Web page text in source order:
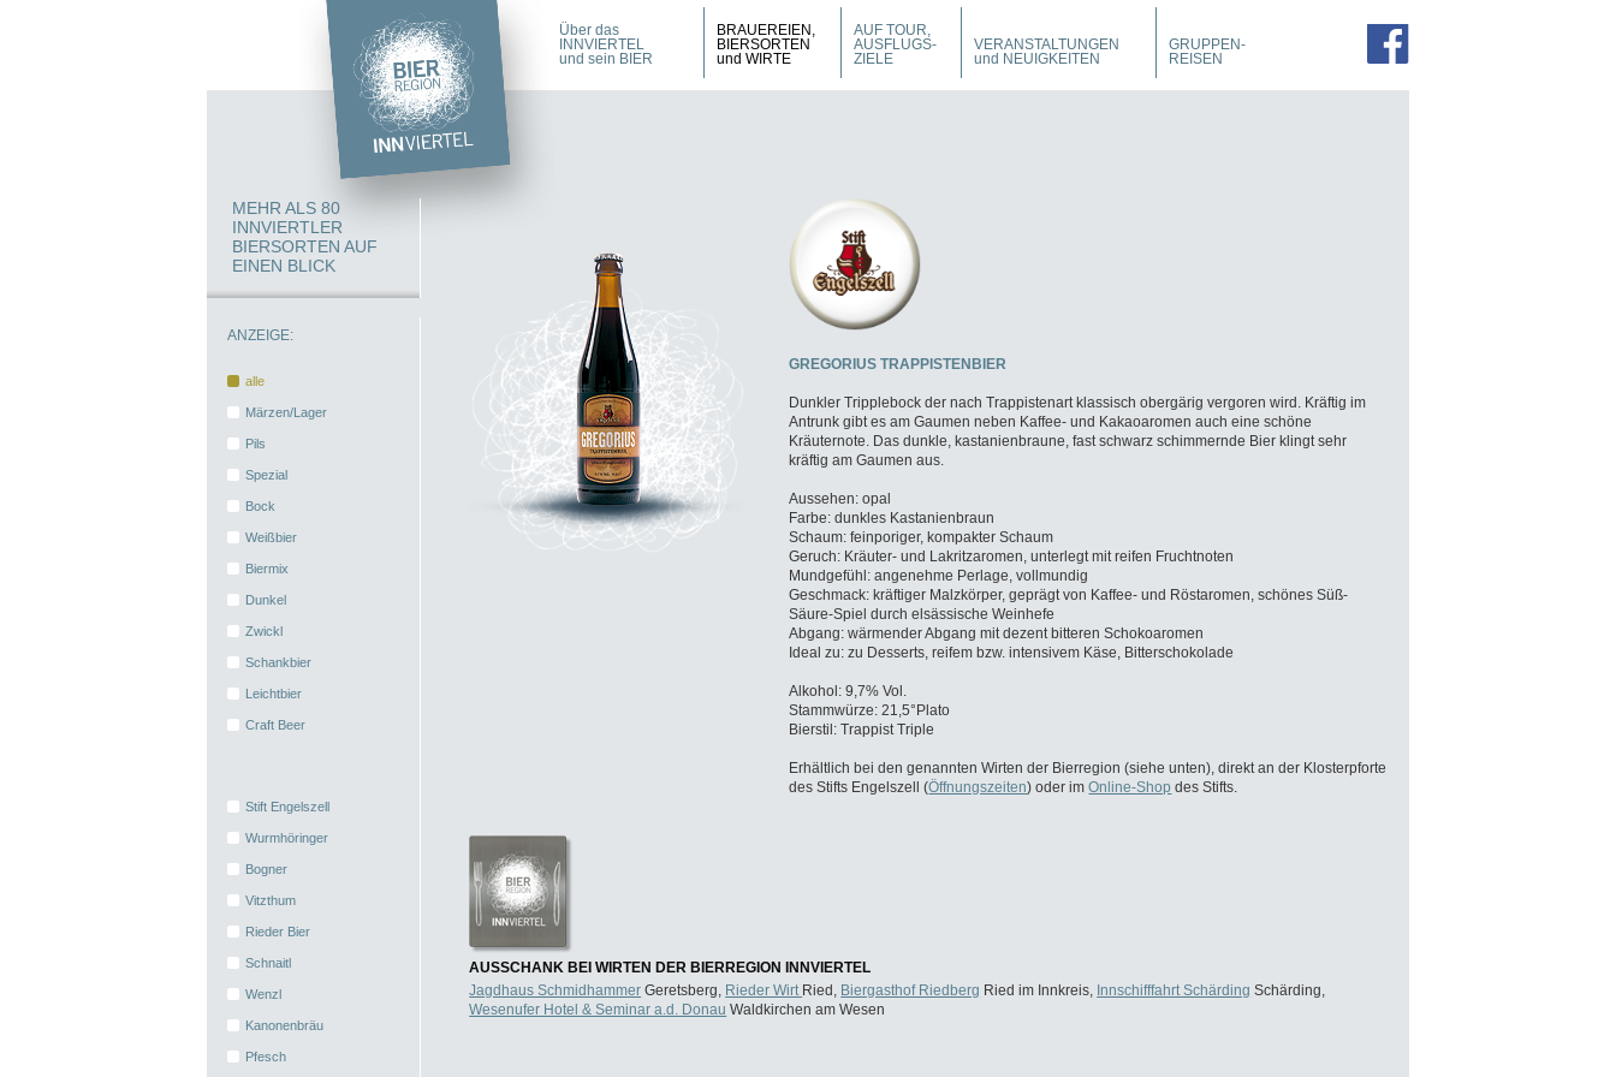
Über das
INNVIERTEL
und sein BIER
BRAUEREIEN,
BIERSORTEN
und WIRTE
AUF TOUR,
AUSFLUGS-
ZIELE
VERANSTALTUNGEN
und NEUIGKEITEN
GRUPPEN-
REISEN
PROSPEKTE
FÜHRUNGEN
MEHR ALS 80
INNVIERTLER
BIERSORTEN AUF
EINEN BLICK
ANZEIGE:
alle
Märzen/Lager
Pils
Spezial
Bock
Weißbier
Biermix
Dunkel
Zwickl
Schankbier
Leichtbier
Craft Beer
Stift Engelszell
Wurmhöringer
Bogner
Vitzthum
Rieder Bier
Schnaitl
Wenzl
Kanonenbräu
Pfesch
GREGORIUS TRAPPISTENBIER
Dunkler Tripplebock der nach Trappistenart klassisch obergärig vergoren wird. Kräftig im
Antrunk gibt es am Gaumen neben Kaffee- und Kakaoaromen auch eine schöne
Kräuternote. Das dunkle, kastanienbraune, fast schwarz schimmernde Bier klingt sehr
kräftig am Gaumen aus.
Aussehen: opal
Farbe: dunkles Kastanienbraun
Schaum: feinporiger, kompakter Schaum
Geruch: Kräuter- und Lakritzaromen, unterlegt mit reifen Fruchtnoten
Mundgefühl: angenehme Perlage, vollmundig
Geschmack: kräftiger Malzkörper, geprägt von Kaffee- und Röstaromen, schönes Süß-
Säure-Spiel durch elsässische Weinhefe
Abgang: wärmender Abgang mit dezent bitteren Schokoaromen
Ideal zu: zu Desserts, reifem bzw. intensivem Käse, Bitterschokolade
Alkohol: 9,7% Vol.
Stammwürze: 21,5°Plato
Bierstil: Trappist Triple
Erhältlich bei den genannten Wirten der Bierregion (siehe unten), direkt an der Klosterpforte
des Stifts Engelszell (Öffnungszeiten) oder imOnline-Shop des Stifts.
AUSSCHANK BEI WIRTEN DER BIERREGION INNVIERTEL
Jagdhaus Schmidhammer Geretsberg, Rieder Wirt Ried, Biergasthof Riedberg Ried im Innkreis, Innschifffahrt Schärding Schärding,
Wesenufer Hotel & Seminar a.d. Donau Waldkirchen am Wesen